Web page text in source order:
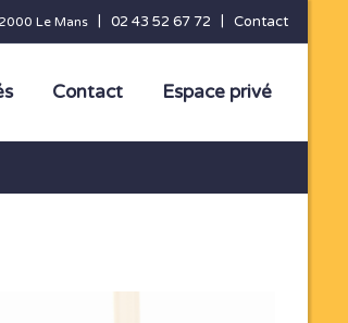
Le Mans | 02 43 52 67 72 | Contact
Contact Espace privé